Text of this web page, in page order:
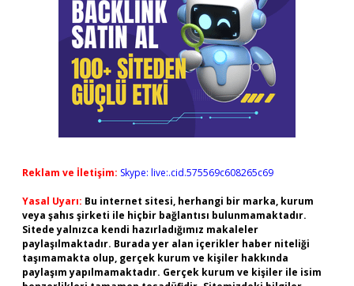
Reklam ve İletişim: Skype: live:.cid.575569c608265c69
Yasal Uyarı: Bu internet sitesi, herhangi bir marka, kurum
veya şahıs şirketi ile hiçbir bağlantısı bulunmamaktadır.
Sitede yalnızca kendi hazırladığımız makaleler
paylaşılmaktadır. Burada yer alan içerikler haber niteliği
taşımamakta olup, gerçek kurum ve kişiler hakkında
paylaşım yapılmamaktadır. Gerçek kurum ve kişiler ile isim